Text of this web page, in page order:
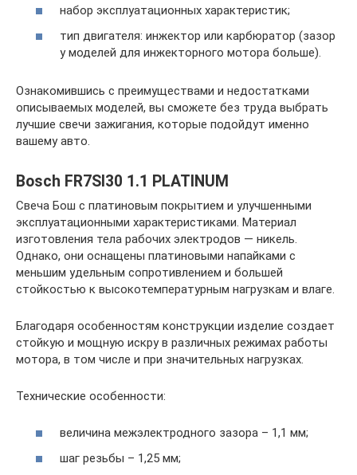
набор эксплуатационных характеристик;
тип двигателя: инжектор или карбюратор (зазор
у моделей для инжекторного мотора больше).
Ознакомившись с преимуществами и недостатками
описываемых моделей, вы сможете без труда выбрать
лучшие свечи зажигания, которые подойдут именно
вашему авто.
Bosch FR7SI30 1.1 PLATINUM
Свеча Бош с платиновым покрытием и улучшенными
эксплуатационными характеристиками. Материал
изготовления тела рабочих электродов — никель.
Однако, они оснащены платиновыми напайками с
меньшим удельным сопротивлением и большей
стойкостью к высокотемпературным нагрузкам и влаге.
Благодаря особенностям конструкции изделие создает
стойкую и мощную искру в различных режимах работы
мотора, в том числе и при значительных нагрузках.
Технические особенности:
величина межэлектродного зазора – 1,1 мм;
шаг резьбы – 1,25 мм;